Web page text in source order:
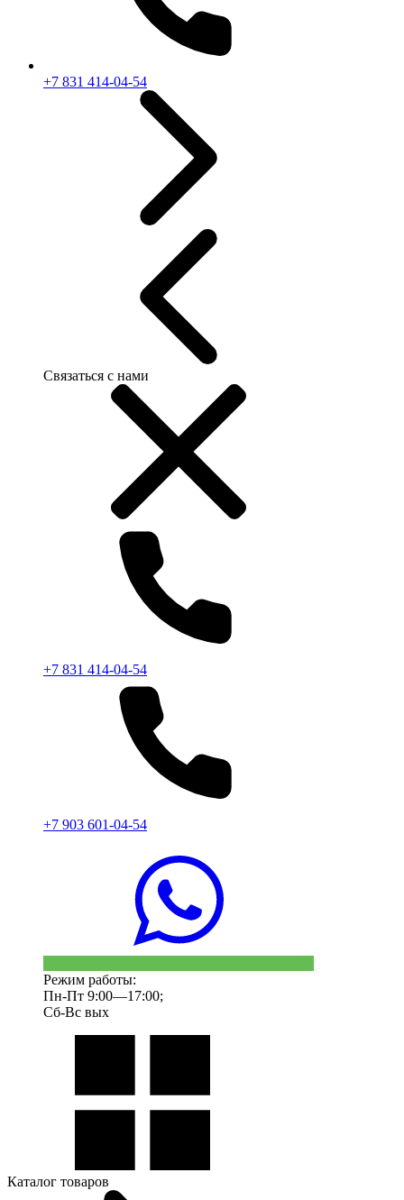
+7 831 414-04-54
Связаться с нами
+7 831 414-04-54
+7 903 601-04-54
Режим работы:
Пн-Пт 9:00—17:00;
Сб-Вс вых
Каталог товаров